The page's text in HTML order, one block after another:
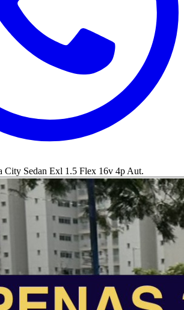
City Sedan Exl 1.5 Flex 16v 4p Aut.